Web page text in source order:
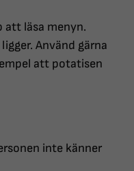
att läsa menyn.
Använd gärna
att potatisen
inte känner